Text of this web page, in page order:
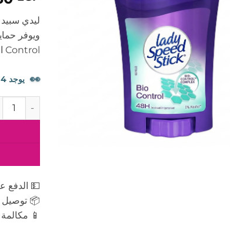
Control التي تساعد على التحكم في البكتيريا .
👀 يوجد 4 شخصًا يشاهدون هذا المنتج الآن.
كمية ليدي
💵 الدفع
📦 توصيل
📱